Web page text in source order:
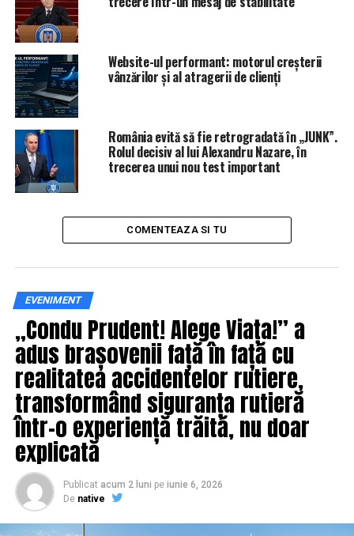
Dragoş Moştenescu, actor, stabilit în Anglia
Mihaela Rădulescu, vedetă TV, Monte Carlo
Iulia Vântur, prezentatoare TV, India
Gheorghe Gheorghiu, cântăreţ, SUA
URMATORUL
Care vor fi noile granițe! | IasiAZI.ro
NU RATATI
Timpul, măsurat cu opere de artă pe cadran | IasiAZI.ro
Website-ul performant: motorul creșterii
vânzărilor și al atragerii de clienți
România evită să fie retrogradată în „JUNK”.
Rolul decisiv al lui Alexandru Nazare, în
trecerea unui nou test important
COMENTEAZA SI TU
EVENIMENT
„Condu Prudent! Alege Viața!” a
adus brașovenii față în față cu
realitatea accidentelor rutiere,
transformând siguranța rutieră
într-o experiență trăită, nu doar
explicată
Publicat acum 2 luni pe iunie 6, 2026
De native